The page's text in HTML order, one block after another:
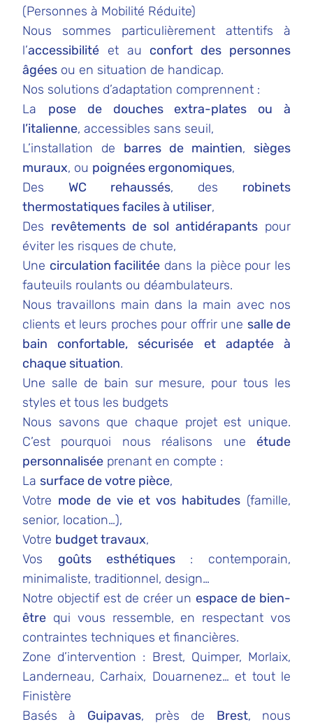
(Personnes à Mobilité Réduite)
Nous sommes particulièrement attentifs à
l’accessibilité et au confort des personnes
âgées ou en situation de handicap.
Nos solutions d’adaptation comprennent :
La pose de douches extra-plates ou à
l’italienne, accessibles sans seuil,
L’installation de barres de maintien, sièges
muraux, ou poignées ergonomiques,
Des WC rehaussés, des robinets
thermostatiques faciles à utiliser,
Des revêtements de sol antidérapants pour
éviter les risques de chute,
Une circulation facilitée dans la pièce pour les
fauteuils roulants ou déambulateurs.
Nous travaillons main dans la main avec nos
clients et leurs proches pour offrir une salle de
bain confortable, sécurisée et adaptée à
chaque situation.
Une salle de bain sur mesure, pour tous les
styles et tous les budgets
Nous savons que chaque projet est unique.
C’est pourquoi nous réalisons une étude
personnalisée prenant en compte :
La surface de votre pièce,
Votre mode de vie et vos habitudes (famille,
senior, location…),
Votre budget travaux,
Vos goûts esthétiques: contemporain,
minimaliste, traditionnel, design…
Notre objectif est de créer unespace de bien-
être qui vous ressemble, en respectant vos
contraintes techniques et financières.
Zone d’intervention : Brest, Quimper, Morlaix,
Landerneau, Carhaix, Douarnenez… et tout le
Finistère
Basés à Guipavas, près de Brest, nous